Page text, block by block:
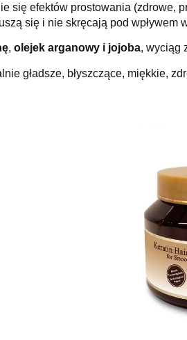
się efektów prostowania (zdrowe,
się i nie skręcają pod wpływem
, olejek arganowy i jojoba, wyciąg
gładsze, błyszczące, miękkie,